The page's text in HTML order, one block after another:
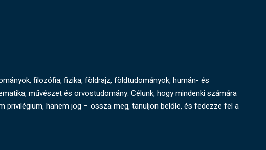
filozófia, fizika, földrajz, földtudományok, humán- és
művészet és orvostudomány. Célunk, hogy mindenki számára
hanem jog – ossza meg, tanuljon belőle, és fedezze fel a